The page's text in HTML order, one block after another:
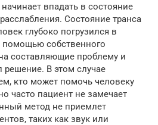
впадать в состояние
Состояние транса
глубоко погрузился в
собственного
составляющие проблему и
решение. В этом случае
кто может помочь человеку
часто пациент не замечает
метод не приемлет
таких как звук или